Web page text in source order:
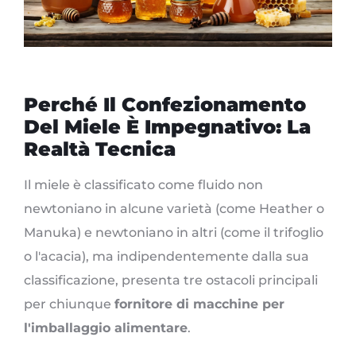
Perché Il Confezionamento
Del Miele È Impegnativo: La
Realtà Tecnica
Il miele è classificato come fluido non
newtoniano in alcune varietà (come Heather o
Manuka) e newtoniano in altri (come il trifoglio
o l'acacia), ma indipendentemente dalla sua
classificazione, presenta tre ostacoli principali
per chiunque fornitore di macchine per
l'imballaggio alimentare.